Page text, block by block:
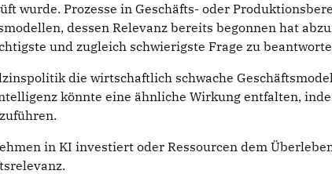
wurde. Prozesse in Geschäfts- oder
dessen Relevanz bereits begonnen hat
und zugleich schwierigste Frage zu
die wirtschaftlich schwache
könnte eine ähnliche Wirkung entfalten,
in KI investiert oder Ressourcen dem